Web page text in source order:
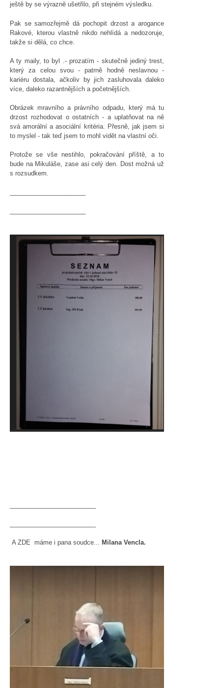
ještě by se výrazně ušetřilo, při stejném výsledku.
Pak se samozřejmě dá pochopit drzost a arogance
Rakové, kterou vlastně nikdo nehlídá a nedozoruje,
takže si dělá, co chce.
A ty maily, to byl .- prozatím - skutečně jediný trest,
který za celou svou - patrně hodně neslavnou -
kariéru dostala, ačkoliv by jich zasluhovala daleko
více, daleko razantnějších a početnějších.
Obrázek mravního a právního odpadu, který má tu
drzost rozhodovat o ostatních - a uplatňovat na ně
svá amorální a asociální kritéria. Přesně, jak jsem si
to myslel - tak teď jsem to mohl vidět na vlastní oči.
Protože se vše nestihlo, pokračování příště, a to
bude na Mikuláše, zase asi celý den. Dost možná už
s rozsudkem.
A ZDE máme i pana soudce... Milana Vencla.